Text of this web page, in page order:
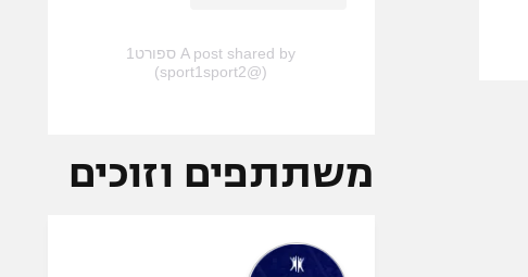
A post shared by ספורט1
(@sport1sport2)
משתתפים וזוכים